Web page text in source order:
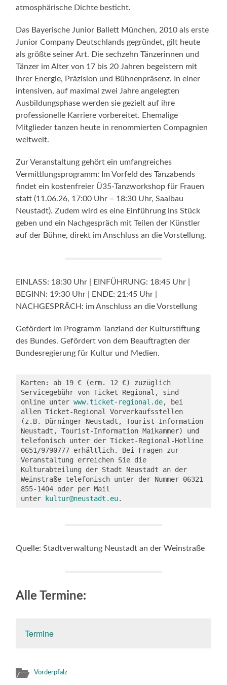
atmosphärische Dichte besticht.
Das Bayerische Junior Ballett München, 2010 als erste
Junior Company Deutschlands gegründet, gilt heute
als größte seiner Art. Die sechzehn Tänzerinnen und
Tänzer im Alter von 17 bis 20 Jahren begeistern mit
ihrer Energie, Präzision und Bühnenpräsenz. In einer
intensiven, auf maximal zwei Jahre angelegten
Ausbildungsphase werden sie gezielt auf ihre
professionelle Karriere vorbereitet. Ehemalige
Mitglieder tanzen heute in renommierten Compagnien
weltweit.
Zur Veranstaltung gehört ein umfangreiches
Vermittlungsprogramm: Im Vorfeld des Tanzabends
findet ein kostenfreier Ü35-Tanzworkshop für Frauen
statt (11.06.26, 17:00 Uhr – 18:30 Uhr, Saalbau
Neustadt). Zudem wird es eine Einführung ins Stück
geben und ein Nachgespräch mit Teilen der Künstler
auf der Bühne, direkt im Anschluss an die Vorstellung.
EINLASS: 18:30 Uhr | EINFÜHRUNG: 18:45 Uhr |
BEGINN: 19:30 Uhr | ENDE: 21:45 Uhr |
NACHGESPRÄCH: im Anschluss an die Vorstellung
Gefördert im Programm Tanzland der Kulturstiftung
des Bundes. Gefördert von dem Beauftragten der
Bundesregierung für Kultur und Medien.
Karten: ab 19 € (erm. 12 €) zuzüglich
Servicegebühr von Ticket Regional, sind
online unter www.ticket-regional.de, bei
allen Ticket-Regional Vorverkaufsstellen
(z.B. Dürninger Neustadt, Tourist-Information
Neustadt, Tourist-Information Maikammer) und
telefonisch unter der Ticket-Regional-Hotline
0651/9790777 erhältlich. Bei Fragen zur
Veranstaltung erreichen Sie die
Kulturabteilung der Stadt Neustadt an der
Weinstraße telefonisch unter der Nummer 06321
855-1404 oder per Mail
unter
kultur@neustadt.eu.
Quelle: Stadtverwaltung Neustadt an der Weinstraße
Alle Termine:
Termine
Vorderpfalz